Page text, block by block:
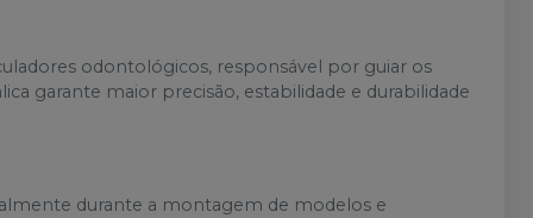
odontológicos, responsável por guiar os
garante maior precisão, estabilidade e durabilidade
durante a montagem de modelos e